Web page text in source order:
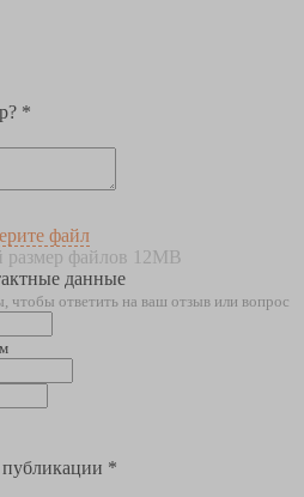
*
файл
файлов 12MB
данные
ответить на ваш отзыв или вопрос
публикации *